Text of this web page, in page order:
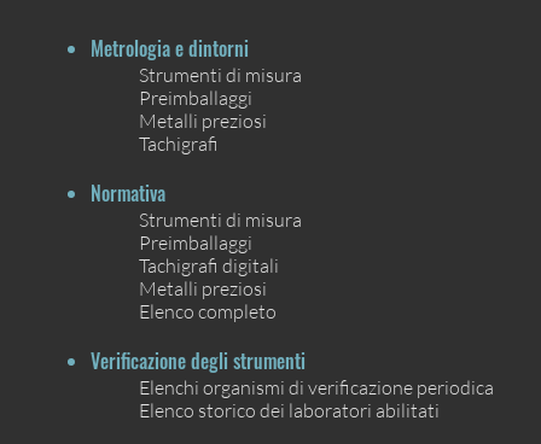
Metrologia e dintorni
Strumenti di misura
Preimballaggi
Metalli preziosi
Tachigrafi
Normativa
Strumenti di misura
Preimballaggi
Tachigrafi digitali
Metalli preziosi
Elenco completo
Verificazione degli strumenti
Elenchi organismi di verificazione periodica
Elenco storico dei laboratori abilitati